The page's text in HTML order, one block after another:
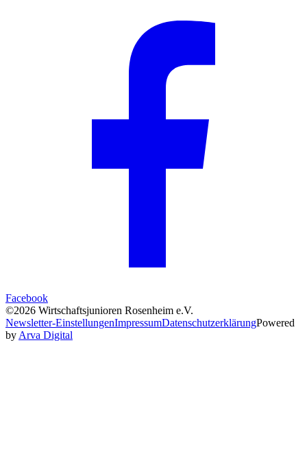
Facebook
©2026 Wirtschaftsjunioren Rosenheim e.V.
Newsletter-EinstellungenImpressumDatenschutzerklärungPowered
by Arva Digital